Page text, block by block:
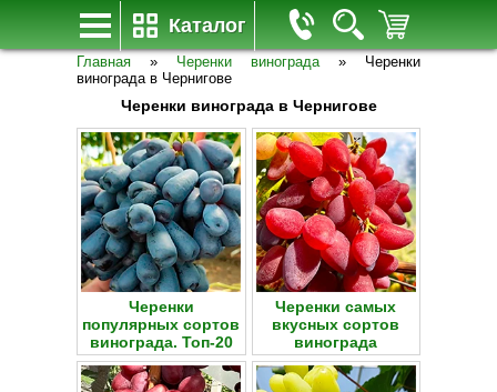
Каталог
Главная » Черенки винограда » Черенки
винограда в Чернигове
Черенки винограда в Чернигове
Черенки
популярных сортов
винограда. Топ-20
Черенки самых
вкусных сортов
винограда